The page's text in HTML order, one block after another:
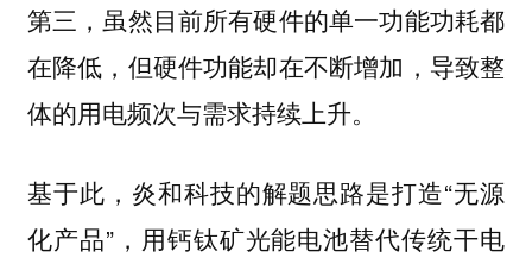
第三，虽然目前所有硬件的单一功能功耗都
在降低，但硬件功能却在不断增加，导致整
体的用电频次与需求持续上升。
基于此，炎和科技的解题思路是打造“无源
化产品”，用钙钛矿光能电池替代传统干电